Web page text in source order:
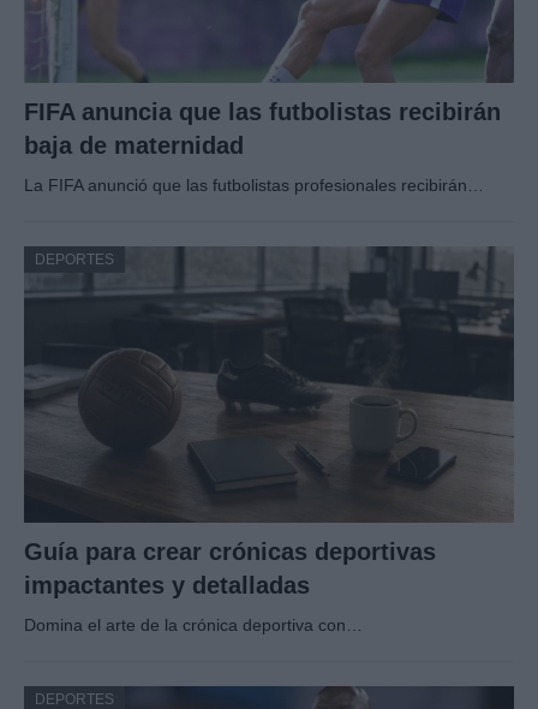
FIFA anuncia que las futbolistas recibirán
baja de maternidad
La FIFA anunció que las futbolistas profesionales recibirán…
DEPORTES
Guía para crear crónicas deportivas
impactantes y detalladas
Domina el arte de la crónica deportiva con…
DEPORTES